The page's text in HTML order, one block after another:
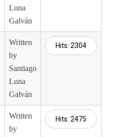
Luna
Galván
Written
by
Santiago
Luna
Galván
Hits: 2304
Written
by
Hits: 2475